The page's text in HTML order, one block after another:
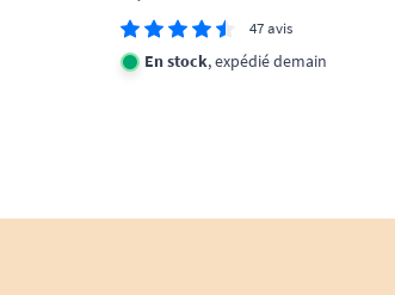
47 avis
En stock, expédié demain